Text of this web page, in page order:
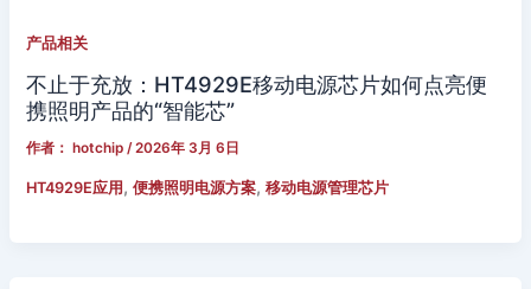
产品相关
不止于充放：HT4929E移动电源芯片如何点亮便
携照明产品的“智能芯”
作者： hotchip/2026年 3月 6日
HT4929E应用 ,便携照明电源方案,移动电源管理芯片